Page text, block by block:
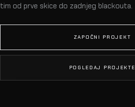
tim od prve skice do zadnjeg blackouta.
ZAPOČNI PROJEKT
POGLEDAJ PROJEKTE